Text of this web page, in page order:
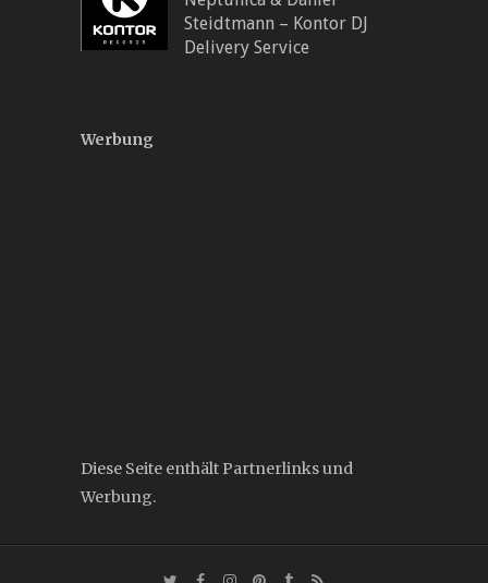
Steidtmann – Kontor DJ
Delivery Service
Werbung
Diese Seite enthält Partnerlinks und
Werbung.